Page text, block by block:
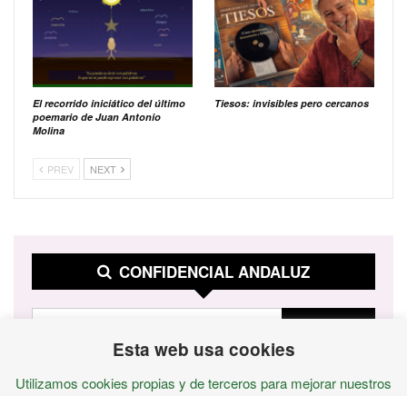
El recorrido iniciático del último
poemario de Juan Antonio
Molina
Tiesos: invisibles pero cercanos
PREV NEXT
CONFIDENCIAL ANDALUZ
Esta web usa cookies
Utilizamos cookies propias y de terceros para mejorar nuestros